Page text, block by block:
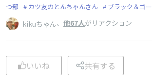
つ部
カツ友のとんちゃんさん ブラック＆ゴ
kikuちゃん、 他67人がリアクション
いいね 共有する